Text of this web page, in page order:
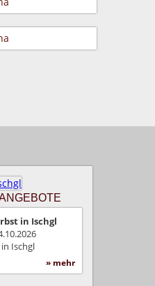
in Ischgl
Ischgl
» mehr